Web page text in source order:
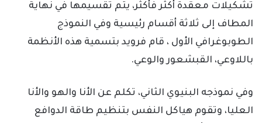
تشكيلات معقدة أكثر فأكثر، يتم تقسيمها في نهاية
المطاف إلى ثلاثة أقسام رئيسية وفي النموذج
الطوبوغرافي الأول ، قام فرويد بتسمية هذه الأنظمة
باللاوعي، القبشعور والوعي.
وفي نموذجه البنيوي الثاني، تكلم عن الأنا والهو والأنا
العليا، وتقوم هياكل النفس بتنظيم طاقة الدوافع